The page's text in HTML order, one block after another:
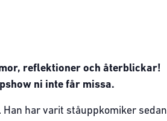
reflektioner och återblickar!
ni inte får missa.
har varit ståuppkomiker sedan